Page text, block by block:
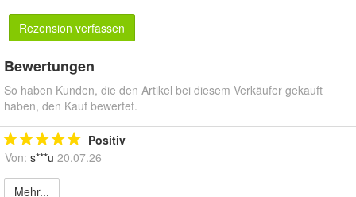
Rezension verfassen
Bewertungen
So haben Kunden, die den Artikel bei diesem Verkäufer gekauft
haben, den Kauf bewertet.
Positiv
Von: s***u 20.07.26
Mehr...